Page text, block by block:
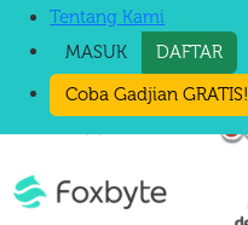
Tentang Kami
MASUK
DAFTAR
Coba Gadjian GRATIS!